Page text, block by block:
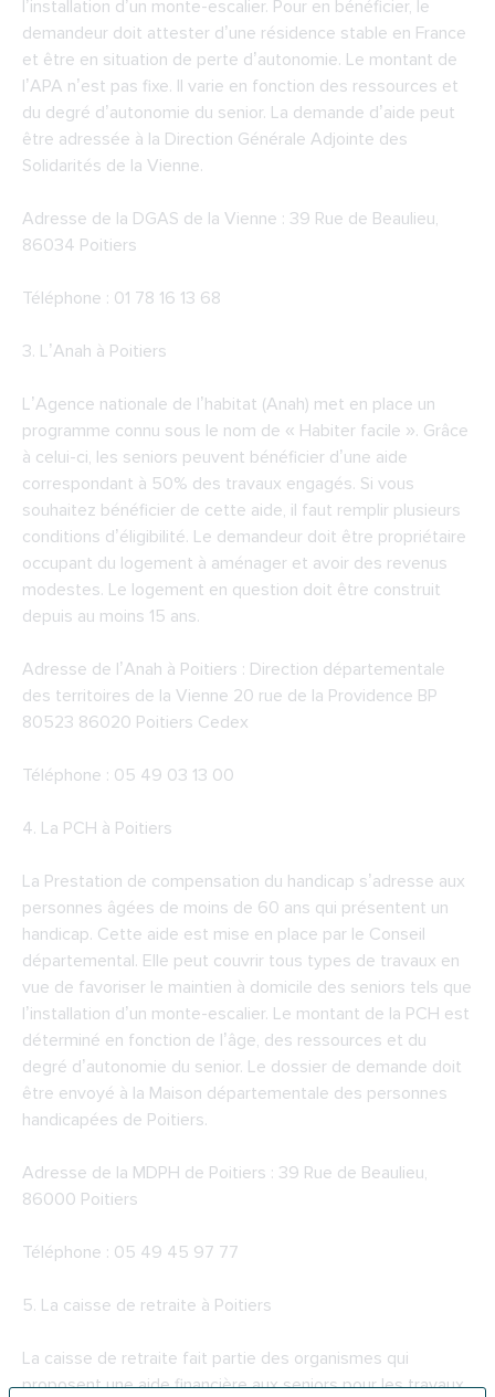
l’installation d’un monte-escalier. Pour en bénéficier, le
demandeur doit attester d’une résidence stable en France
et être en situation de perte d’autonomie. Le montant de
l’APA n’est pas fixe. Il varie en fonction des ressources et
du degré d’autonomie du senior. La demande d’aide peut
être adressée à la Direction Générale Adjointe des
Solidarités de la Vienne.
Adresse de la DGAS de la Vienne : 39 Rue de Beaulieu,
86034 Poitiers
Téléphone : 01 78 16 13 68
3. L’Anah à Poitiers
L’Agence nationale de l’habitat (Anah) met en place un
programme connu sous le nom de « Habiter facile ». Grâce
à celui-ci, les seniors peuvent bénéficier d’une aide
correspondant à 50% des travaux engagés. Si vous
souhaitez bénéficier de cette aide, il faut remplir plusieurs
conditions d’éligibilité. Le demandeur doit être propriétaire
occupant du logement à aménager et avoir des revenus
modestes. Le logement en question doit être construit
depuis au moins 15 ans.
Adresse de l’Anah à Poitiers : Direction départementale
des territoires de la Vienne 20 rue de la Providence BP
80523 86020 Poitiers Cedex
Téléphone : 05 49 03 13 00
4. La PCH à Poitiers
La Prestation de compensation du handicap s’adresse aux
personnes âgées de moins de 60 ans qui présentent un
handicap. Cette aide est mise en place par le Conseil
départemental. Elle peut couvrir tous types de travaux en
vue de favoriser le maintien à domicile des seniors tels que
l’installation d’un monte-escalier. Le montant de la PCH est
déterminé en fonction de l’âge, des ressources et du
degré d’autonomie du senior. Le dossier de demande doit
être envoyé à la Maison départementale des personnes
handicapées de Poitiers.
Adresse de la MDPH de Poitiers : 39 Rue de Beaulieu,
86000 Poitiers
Téléphone : 05 49 45 97 77
5. La caisse de retraite à Poitiers
La caisse de retraite fait partie des organismes qui
proposent une aide financière aux seniors pour les travaux